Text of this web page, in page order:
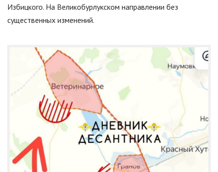
Избицкого. На Великобурлукском направлении без
существенных изменений.